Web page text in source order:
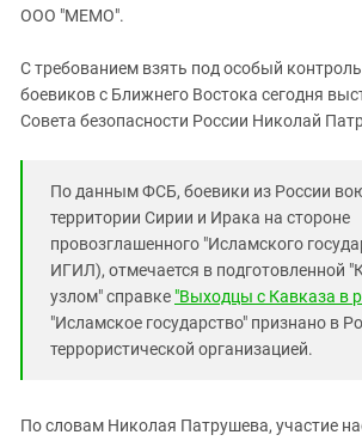
ИНАКОМЫСЛИЕ
МОБИЛИЗАЦИЯ
Дагестан
Ингушетия
Кабардино-Балкария
Калмыкия
Краснодарский край
Нагорный Карабах
Российская Федерация
Ростовская область
Северная Осетия - Алания
Ставропольский край
ООО "МЕМО".
С требованием взять под особый
боевиков с Ближнего Востока сегодня
Совета безопасности России Николай
По данным ФСБ, боевики из России
территории Сирии и Ирака на стороне
провозглашенного "Исламского
ИГИЛ), отмечается в подготовленной
узлом" справке "Выходцы с Кавказа в
"Исламское государство" признано в
террористической организацией.
По словам Николая Патрушева, участие